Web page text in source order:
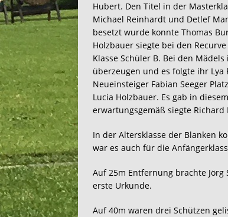
Hubert. Den Titel in der
Michael Reinhardt und Detlef
besetzt wurde konnte Thomas
Holzbauer siegte bei den
Klasse Schüler B. Bei den
überzeugen und es folgte ihr Lya
Neueinsteiger Fabian Seeger
Lucia Holzbauer. Es gab in
erwartungsgemäß siegte Richard
In der Altersklasse der Blanken
war es auch für die
Auf 25m Entfernung brachte
erste Urkunde.
Auf 40m waren drei Schützen